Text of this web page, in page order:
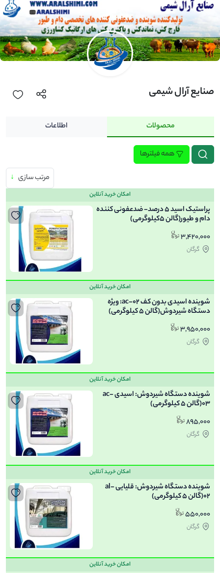
صنایع آرال شیمی
محصولات اطلاعات
همه فیلترها
مرتب سازی ↓
امکان خرید آنلاین
پراستیک اسید 5 درصد- ضدعفونی کننده
دام و طیور(گالن 5کیلوگرمی)
3,420,000
گرگان
امکان خرید آنلاین
شوینده اسیدی بدون کف ac-02: ویژه
دستگاه شیردوش(گالن 5 کیلوگرمی)
3,950,000
گرگان
امکان خرید آنلاین
شوینده دستگاه شیردوش: اسیدی ac-
03(گالن 5 کیلوگرمی)
895,000
گرگان
امکان خرید آنلاین
شوینده دستگاه شیردوش: قلیایی al-
02(گالن 5 کیلوگرمی)
550,000
گرگان
امکان خرید آنلاین